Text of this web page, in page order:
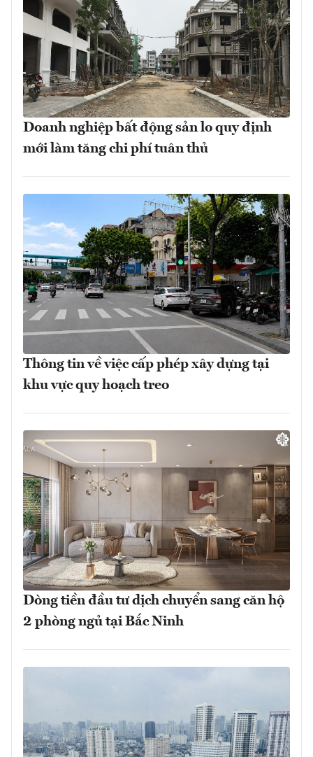
Doanh nghiệp bất động sản lo quy định
mới làm tăng chi phí tuân thủ
Thông tin về việc cấp phép xây dựng tại
khu vực quy hoạch treo
Dòng tiền đầu tư dịch chuyển sang căn hộ
2 phòng ngủ tại Bắc Ninh